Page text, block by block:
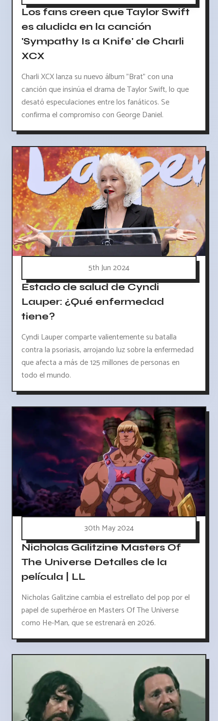
Los fans creen que Taylor Swift
es aludida en la canción
'Sympathy Is a Knife' de Charli
XCX
Charli XCX lanza su nuevo álbum "Brat" con una
canción que insinúa el drama de Taylor Swift, lo que
desató especulaciones entre los fanáticos. Se
confirma el compromiso con George Daniel.
5th Jun 2024
Estado de salud de Cyndi
Lauper: ¿Qué enfermedad
tiene?
Cyndi Lauper comparte valientemente su batalla
contra la psoriasis, arrojando luz sobre la enfermedad
que afecta a más de 125 millones de personas en
todo el mundo.
30th May 2024
Nicholas Galitzine Masters Of
The Universe Detalles de la
película | LL
Nicholas Galitzine cambia el estrellato del pop por el
papel de superhéroe en Masters Of The Universe
como He-Man, que se estrenará en 2026.